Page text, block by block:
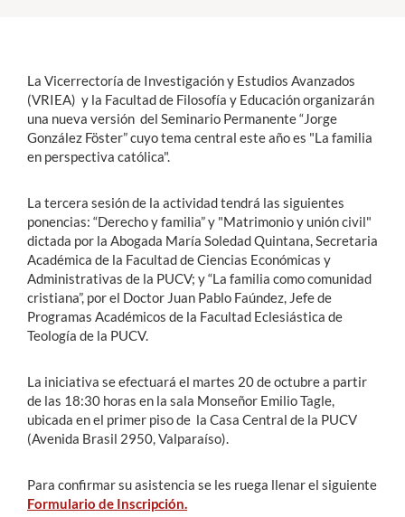
Alumni
English
La Vicerrectoría de Investigación y Estudios Avanzados
(VRIEA) y la Facultad de Filosofía y Educación organizarán
una nueva versión del Seminario Permanente “Jorge
González Föster” cuyo tema central este año es "La familia
en perspectiva católica".
La tercera sesión de la actividad tendrá las siguientes
ponencias: “Derecho y familia” y "Matrimonio y unión civil"
dictada por la Abogada María Soledad Quintana, Secretaria
Académica de la Facultad de Ciencias Económicas y
Administrativas de la PUCV; y “La familia como comunidad
cristiana”, por el Doctor Juan Pablo Faúndez, Jefe de
Programas Académicos de la Facultad Eclesiástica de
Teología de la PUCV.
La iniciativa se efectuará el martes 20 de octubre a partir
de las 18:30 horas en la sala Monseñor Emilio Tagle,
ubicada en el primer piso de la Casa Central de la PUCV
(Avenida Brasil 2950, Valparaíso).
Para confirmar su asistencia se les ruega llenar el siguiente
Formulario de Inscripción.